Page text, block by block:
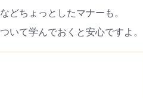
どちょっとしたマナーも。
いて学んでおくと安心ですよ。